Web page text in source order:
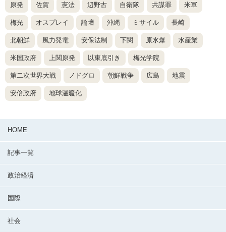
原発 佐賀 憲法 辺野古 自衛隊 共謀罪 米軍
梅光 オスプレイ 論壇 沖縄 ミサイル 長崎
北朝鮮 風力発電 安保法制 下関 原水爆 水産業
米国政府 上関原発 以東底引き 梅光学院
第二次世界大戦 ノドグロ 朝鮮戦争 広島 地震
安倍政府 地球温暖化
HOME
記事一覧
政治経済
国際
社会